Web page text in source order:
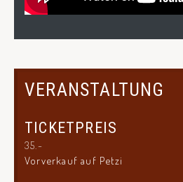
VERANSTALTUNG
TICKETPREIS
35.-
Vorverkauf auf Petzi